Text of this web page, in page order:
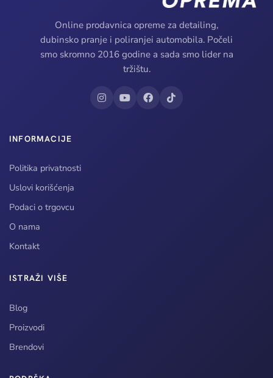
Online prodavnica opreme za detailing,
dubinsko pranje i poliranjei automobila. Počeli
smo skromno 2016 godine a sada smo lider na
tržištu.
INFORMACIJE
Politika privatnosti
Uslovi korišćenja
Podaci o trgovcu
O nama
Kontakt
ISTRAŽI VIŠE
Blog
Proizvodi
Brendovi